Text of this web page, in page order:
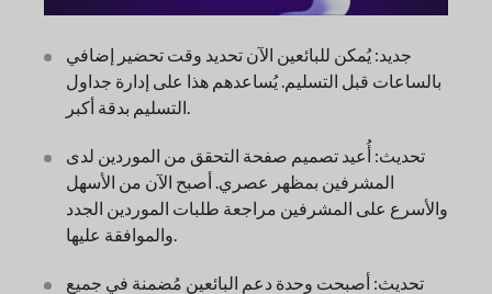
جديد: يُمكن للبائعين الآن تحديد وقت تحضير إضافي
بالساعات قبل التسليم. يُساعدهم هذا على إدارة جداول
تحديث: أُعيد تصميم صفحة التحقق من الموردين لدى
المشرفين بمظهر عصري. أصبح الآن من الأسهل
والأسرع على المشرفين مراجعة طلبات الموردين الجدد
تحديث: أصبحت وحدة دعم البائعين مُضمنة في جميع